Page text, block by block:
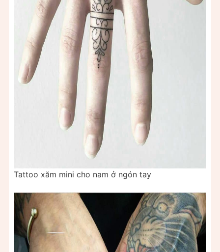
Tattoo xăm mini cho nam ở ngón tay